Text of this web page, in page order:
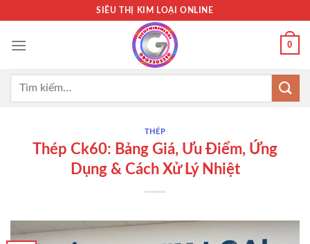
nội
SIÊU THỊ KIM LOẠI ONLINE
0
Tìm
THÉP
Thép Ck60: Bảng Giá, Ưu Điểm, Ứng
Dụng & Cách Xử Lý Nhiệt